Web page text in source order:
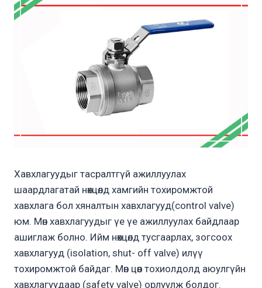
Хавхлагуудыг тасралтгүй ажиллуулах
шаардлагатай нөхцөлд хамгийн тохиромжтой
хавхлага бол хяналтын хавхлагууд(control valve)
юм. Мөн хавхлагуудыг үе үе ажиллуулах байдлаар
ашиглаж болно. Ийм нөхцөлд тусгаарлах, зогсоох
хавхлагууд (isolation, shut- off valve) илүү
тохиромжтой байдаг. Мөн цөөн тохиолдолд аюулгүйн
хавхлагуудаар (safety valve) орлуулж болдог.